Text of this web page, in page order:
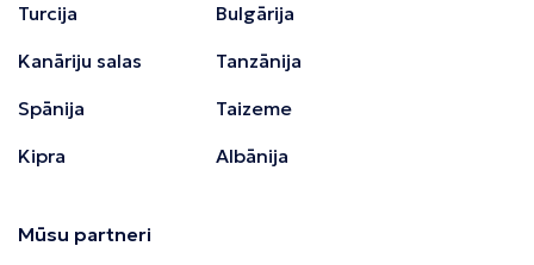
Turcija
Kanāriju salas
Spānija
Kipra
Bulgārija
Tanzānija
Taizeme
Albānija
Mūsu partneri